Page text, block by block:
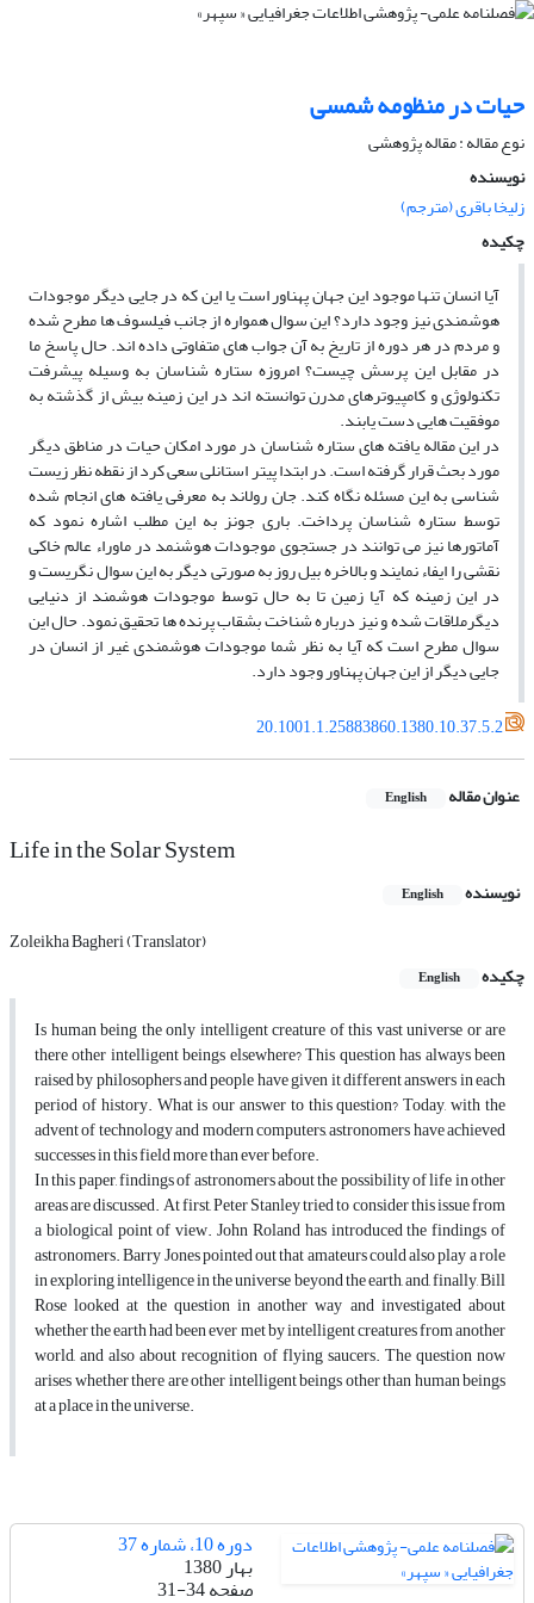
حیات در منظومه شمسی
نوع مقاله : مقاله پژوهشی
نویسنده
زلیخا باقری (مترجم)
چکیده
آیا انسان تنها موجود این جهان پهناور است یا این که در جایی دیگر موجودات
هوشمندی نیز وجود دارد؟ این سوال همواره از جانب فیلسوف­ ها مطرح شده
و مردم در هر دوره از تاریخ به آن جواب ­های متفاوتی داده­ اند. حال پاسخ ما
در مقابل این پرسش چیست؟ امروزه ستاره ­شناسان به وسیله پیشرفت
تکنولوژی و کامپیوترهای مدرن توانسته ­اند در این زمینه بیش از گذشته به
موفقیت­ هایی دست یابند.
در این مقاله یافته­ های ستاره­ شناسان در مورد امکان حیات در مناطق دیگر
مورد بحث قرار گرفته است. در ابتدا پیتر استانلی سعی کرد از نقطه نظر زیست
شناسی به این مسئله نگاه کند. جان رولاند به معرفی یافته ­های انجام شده
توسط ستاره­ شناسان پرداخت. باری جونز به این مطلب اشاره نمود که
آماتورها نیز می­ توانند در جستجوی موجودات هوشنمد در ماوراء عالم خاکی
نقشی را ایفاء نمایند و بالاخره بیل روز به صورتی دیگر به این سوال نگریست و
در این زمینه که آیا زمین تا به حال توسط موجودات هوشمند از دنیایی
دیگرملاقات شده و نیز درباره شناخت بشقاب پرنده­ ها تحقیق نمود. حال این
سوال مطرح است که آیا به نظر شما موجودات هوشمندی غیر از انسان در
جایی دیگر از این جهان پهناور وجود دارد.
20.1001.1.25883860.1380.10.37.5.2
عنوان مقاله English
Life in the Solar System
نویسنده English
Zoleikha Bagheri (Translator)
چکیده
English
Is human being the only intelligent creature of this vast universe or are
there other intelligent beings elsewhere? This question has always been
raised by philosophers and people have given it different answers in each
period of history. What is our answer to this question? Today, with the
advent of technology and modern computers, astronomers have achieved
successes in this field more than ever before.
In this paper, findings of astronomers about the possibility of life in other
areas are discussed. At first, Peter Stanley tried to consider this issue from
a biological point of view. John Roland has introduced the findings of
astronomers. Barry Jones pointed out that amateurs could also play a role
in exploring intelligence in the universe beyond the earth, and, finally, Bill
Rose looked at the question in another way and investigated about
whether the earth had been ever met by intelligent creatures from another
world, and also about recognition of flying saucers. The question now
arises whether there are other intelligent beings other than human beings
at a place in the universe.
دوره 10، شماره 37
بهار 1380
صفحه31-34